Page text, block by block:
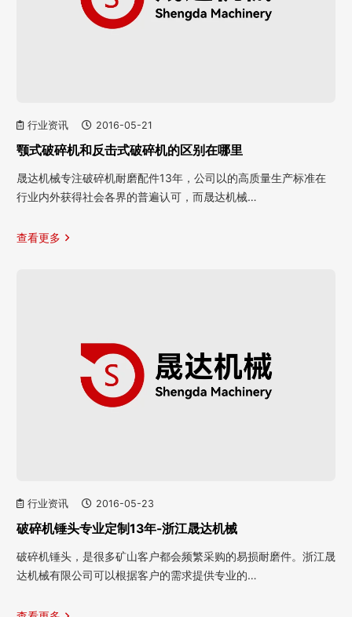
行业资讯 2016-05-21
颚式破碎机和反击式破碎机的区别在哪里
晟达机械专注破碎机耐磨配件13年，公司以的高质量生产标准在
行业内外获得社会各界的普遍认可，而晟达机械…
查看更多
行业资讯 2016-05-23
破碎机锤头专业定制13年-浙江晟达机械
破碎机锤头，是很多矿山客户都会频繁采购的易损耐磨件。浙江晟
达机械有限公司可以根据客户的需求提供专业的…